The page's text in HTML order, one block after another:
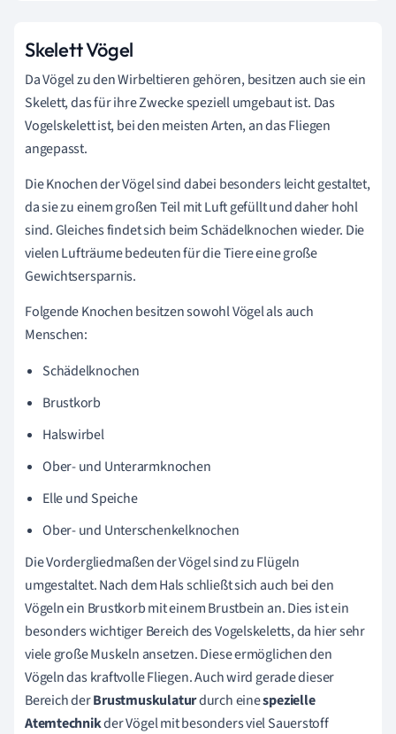
Skelett Vögel
Da Vögel zu den Wirbeltieren gehören, besitzen auch sie ein
Skelett, das für ihre Zwecke speziell umgebaut ist. Das
Vogelskelett ist, bei den meisten Arten, an das Fliegen
angepasst.
Die Knochen der Vögel sind dabei besonders leicht gestaltet,
da sie zu einem großen Teil mit Luft gefüllt und daher hohl
sind. Gleiches findet sich beim Schädelknochen wieder. Die
vielen Lufträume bedeuten für die Tiere eine große
Gewichtsersparnis.
Folgende Knochen besitzen sowohl Vögel als auch
Menschen:
Schädelknochen
Brustkorb
Halswirbel
Ober- und Unterarmknochen
Elle und Speiche
Ober- und Unterschenkelknochen
Die Vordergliedmaßen der Vögel sind zu Flügeln
umgestaltet. Nach dem Hals schließt sich auch bei den
Vögeln ein Brustkorb mit einem Brustbein an. Dies ist ein
besonders wichtiger Bereich des Vogelskeletts, da hier sehr
viele große Muskeln ansetzen. Diese ermöglichen den
Vögeln das kraftvolle Fliegen. Auch wird gerade dieser
Bereich derBrustmuskulaturdurch einespezielle
Atemtechnikder Vögel mit besonders viel Sauerstoff